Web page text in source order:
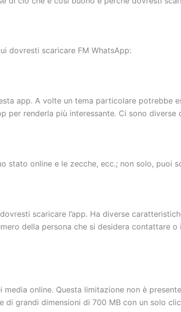
dovresti scaricare FM WhatsApp:
app. A volte un tema particolare potrebbe
per renderla più interessante. Ci sono
stato online e le zecche, ecc.; non solo, puoi
scaricare l’app. Ha diverse
della persona che si desidera contattare
online. Questa limitazione non è
di grandi dimensioni di 700 MB con un solo